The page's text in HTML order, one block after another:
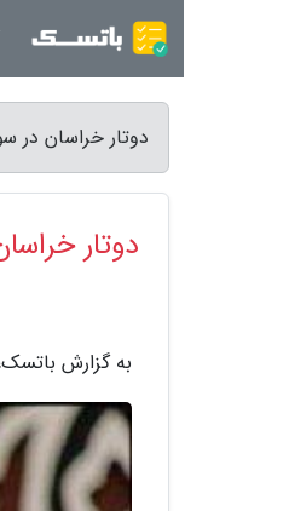
دوتار خراسان در
دوتار
به گزارش باتسک، کنسرت گروه